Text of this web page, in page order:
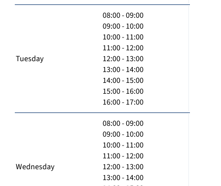
Tuesday
08:00 - 09:00
09:00 - 10:00
10:00 - 11:00
11:00 - 12:00
12:00 - 13:00
13:00 - 14:00
14:00 - 15:00
15:00 - 16:00
16:00 - 17:00
Wednesday
08:00 - 09:00
09:00 - 10:00
10:00 - 11:00
11:00 - 12:00
12:00 - 13:00
13:00 - 14:00